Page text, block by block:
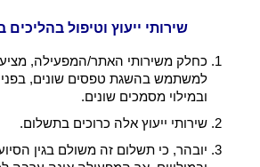
שירותי ייעוץ וטיפול בהליכים
כחלק משירותי האתר/המפעילה,
למשתמש בהשגת טפסים שונים,
ובמילוי מסמכים שונים.
שירותי ייעוץ אלה כרוכים בתשלום.
יובהר, כי תשלום זה משולם בגין